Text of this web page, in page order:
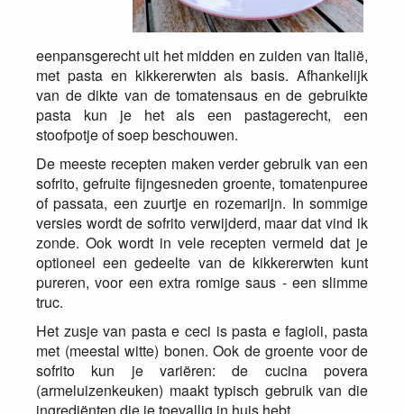
eenpansgerecht uit het midden en zuiden van Italië,
met pasta en kikkererwten als basis. Afhankelijk
van de dikte van de tomatensaus en de gebruikte
pasta kun je het als een pastagerecht, een
stoofpotje of soep beschouwen.
De meeste recepten maken verder gebruik van een
sofrito, gefruite fijngesneden groente, tomatenpuree
of passata, een zuurtje en rozemarijn. In sommige
versies wordt de sofrito verwijderd, maar dat vind ik
zonde. Ook wordt in vele recepten vermeld dat je
optioneel een gedeelte van de kikkererwten kunt
pureren, voor een extra romige saus - een slimme
truc.
Het zusje van pasta e ceci is pasta e fagioli, pasta
met (meestal witte) bonen. Ook de groente voor de
sofrito kun je variëren: de cucina povera
(armeluizenkeuken) maakt typisch gebruik van die